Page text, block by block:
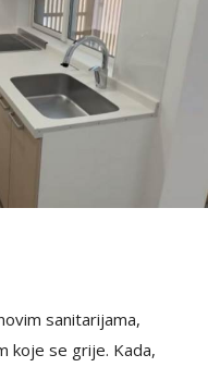
sanitarijama,
koje se grije. Kada,